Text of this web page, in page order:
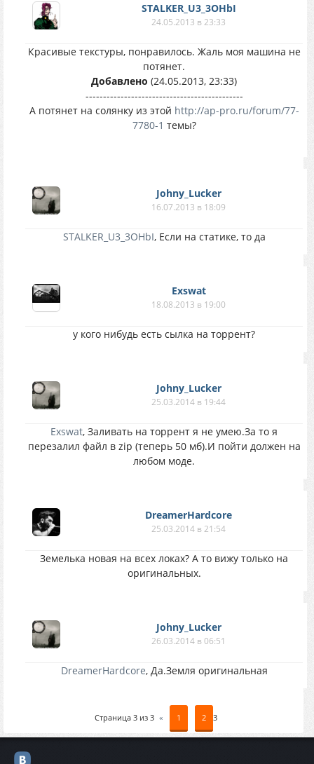
STALKER_U3_3OHbI
24.05.2013 в 23:33
Красивые текстуры, понравилось. Жаль моя машина не
потянет.
Добавлено (24.05.2013, 23:33)
---------------------------------------------
А потянет на солянку из этой http://ap-pro.ru/forum/77-
7780-1 темы?
Johny_Lucker
16.07.2013 в 18:09
STALKER_U3_3OHbI, Если на статике, то да
Exswat
18.08.2013 в 19:00
у кого нибудь есть сылка на торрент?
Johny_Lucker
25.03.2014 в 19:44
Exswat, Заливать на торрент я не умею.За то я
перезалил файл в zip (теперь 50 мб).И пойти должен на
любом моде.
DreamerHardcore
25.03.2014 в 21:54
Земелька новая на всех локах? А то вижу только на
оригинальных.
Johny_Lucker
26.03.2014 в 06:51
DreamerHardcore, Да.Земля оригинальная
Страница 3 из 3 « 1 2 3